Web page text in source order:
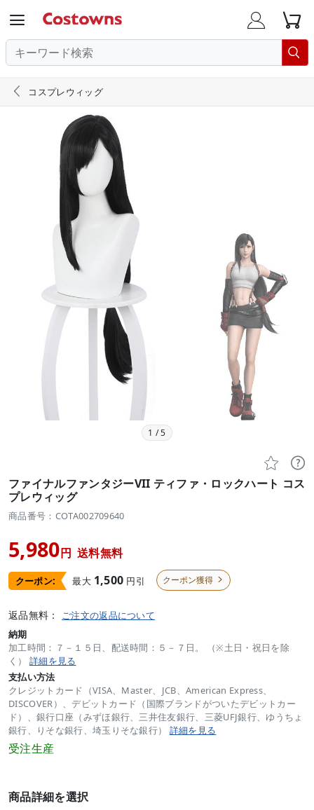
  

 コスプレウィッグ
1 /5
 
ファイナルファンタジーVII ティファ・ロックハート コス
プレウィッグ
商品番号：COTA002709640
5,980円 送料無料
クーポン: 最大 1,500 円引 クーポン獲得 
返品無料： ご注文の返品について
納期
加工時間：７－１５日、配送時間：５－７日。 （※土日・祝日を除
く） 詳細を見る
支払い方法
クレジットカード（VISA、Master、JCB、American Express、
DISCOVER）、デビットカード（国際ブランドがついたデビットカー
ド）、銀行口座（みずほ銀行、三井住友銀行、三菱UFJ銀行、ゆうちょ
銀行、りそな銀行、埼玉りそな銀行） 詳細を見る
受注生産
商品詳細を選択